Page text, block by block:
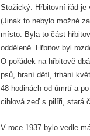
Stožický. Hřbitovní řád je
(Jinak to nebylo možné
místo. Byla to část
odděleně. Hřbitov byl
O pořádek na hřbitově
psů, hraní dětí, trhání
48 hodinách od úmrtí a
cihlová zeď s pilíři, stará
V roce 1937 bylo vedle